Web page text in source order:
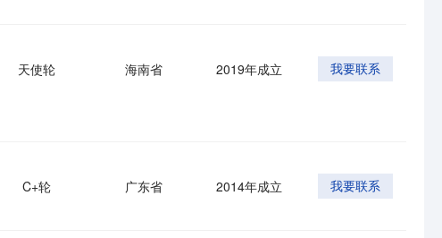
天使轮 海南省 2019年成立 我要联系
C+轮 广东省 2014年成立 我要联系